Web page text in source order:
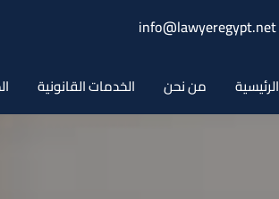
info@lawyeregypt.net
الرئيسية من نحن الخدمات القانونية